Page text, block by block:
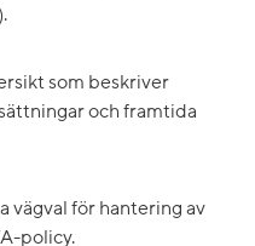
som beskriver
och framtida
vägval för hantering av
policy.